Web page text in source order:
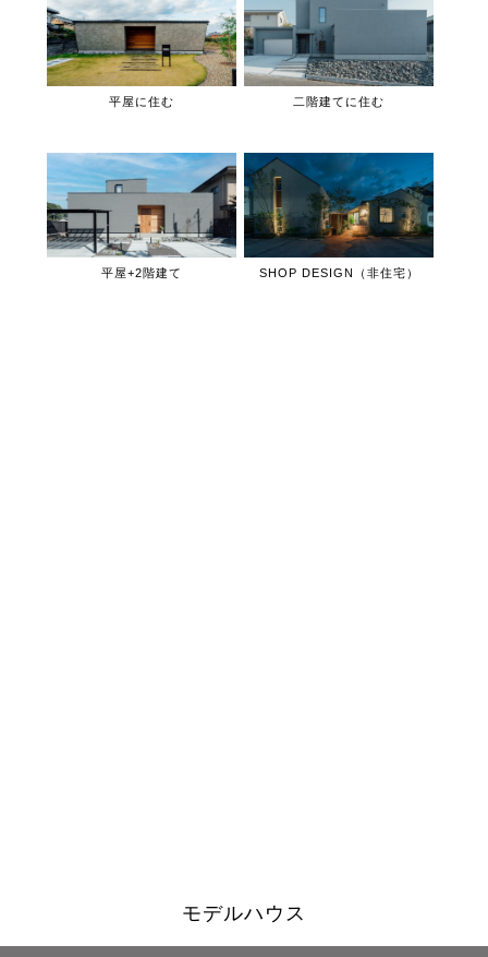
平屋に住む 二階建てに住む
平屋+2階建て SHOP DESIGN（非住宅）
モデルハウス